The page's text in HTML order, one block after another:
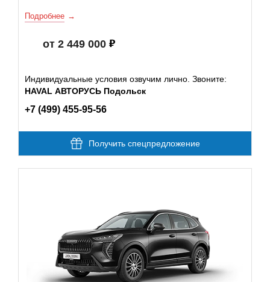
Подробнее
от 2 449 000
Индивидуальные условия озвучим лично. Звоните:
HAVAL АВТОРУСЬ Подольск
+7 (499) 455-95-56
Получить спецпредложение